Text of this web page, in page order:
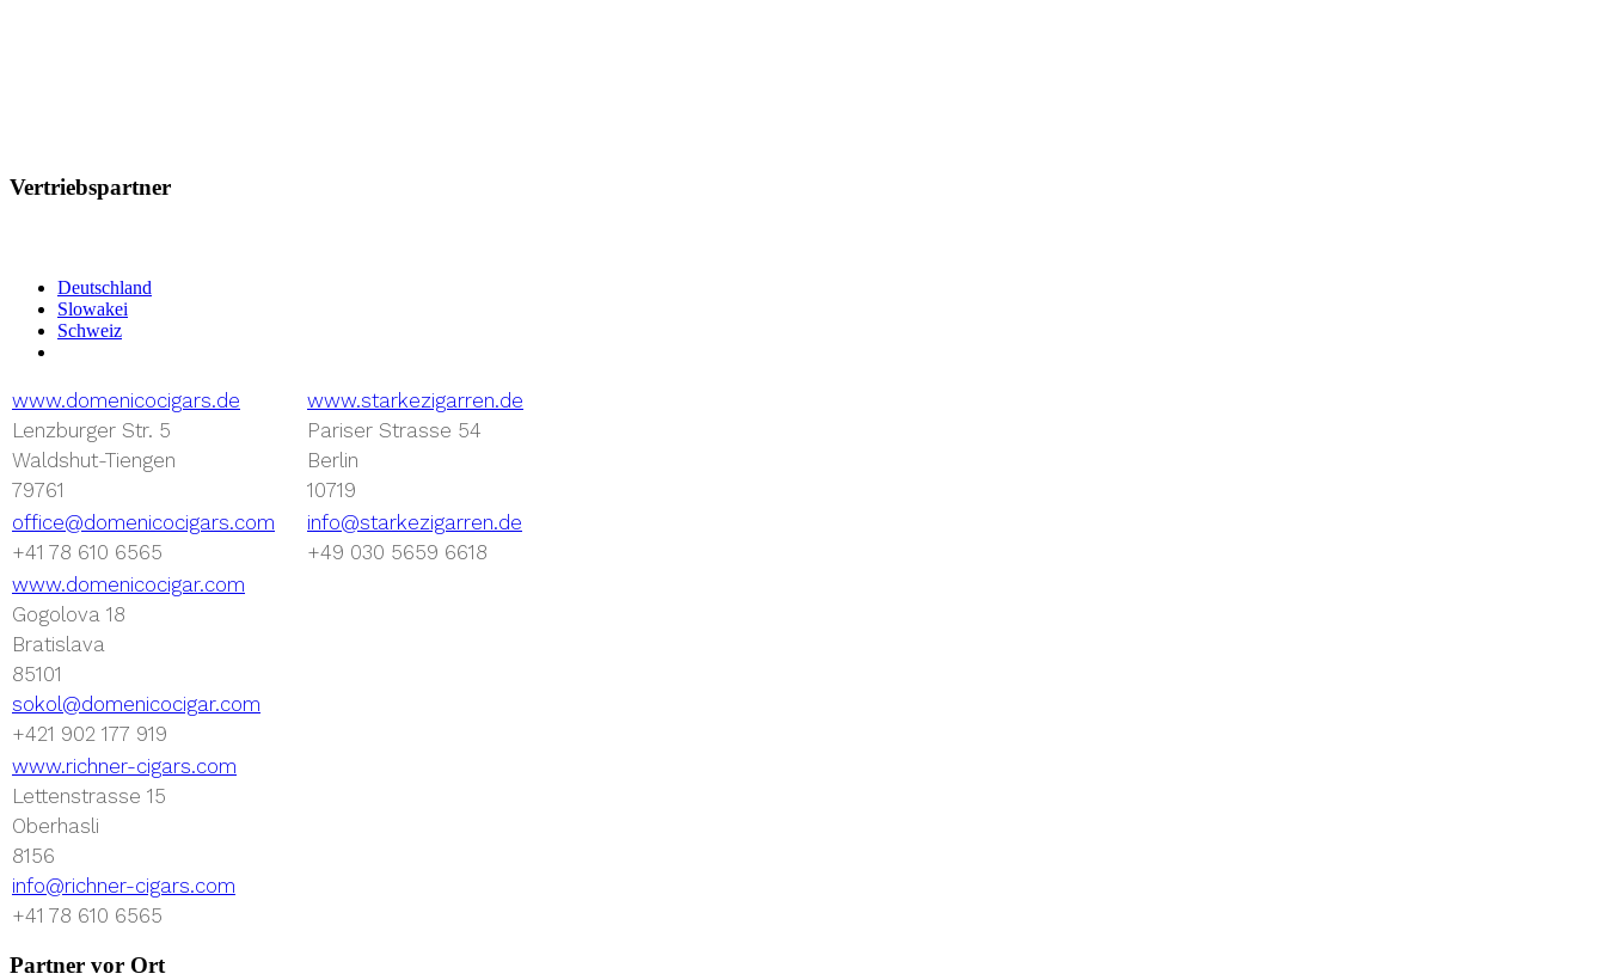
Vertriebspartner
Deutschland
Slowakei
Schweiz
www.domenicocigars.de
www.starkezigarren.de
Lenzburger Str. 5
Pariser Strasse 54
Waldshut-Tiengen
Berlin
79761
10719
office@domenicocigars.com
info@starkezigarren.de
+41 78 610 6565
+49 030 5659 6618
www.domenicocigar.com
Gogolova 18
Bratislava
85101
sokol@domenicocigar.com
+421 902 177 919
www.richner-cigars.com
Lettenstrasse 15
Oberhasli
8156
info@richner-cigars.com
+41 78 610 6565
Partner vor Ort